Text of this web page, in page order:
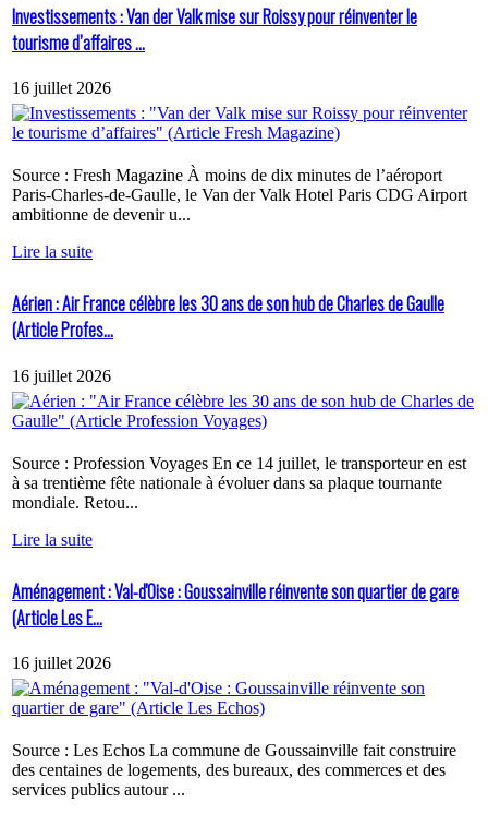
Investissements : Van der Valk mise sur Roissy pour réinventer le
tourisme d’affaires ...
16 juillet 2026
Source : Fresh Magazine À moins de dix minutes de l’aéroport
Paris-Charles-de-Gaulle, le Van der Valk Hotel Paris CDG Airport
ambitionne de devenir u...
Lire la suite
Aérien : Air France célèbre les 30 ans de son hub de Charles de Gaulle
(Article Profes...
16 juillet 2026
Source : Profession Voyages En ce 14 juillet, le transporteur en est
à sa trentième fête nationale à évoluer dans sa plaque tournante
mondiale. Retou...
Lire la suite
Aménagement : Val-d'Oise : Goussainville réinvente son quartier de gare
(Article Les E...
16 juillet 2026
Source : Les Echos La commune de Goussainville fait construire
des centaines de logements, des bureaux, des commerces et des
services publics autour ...